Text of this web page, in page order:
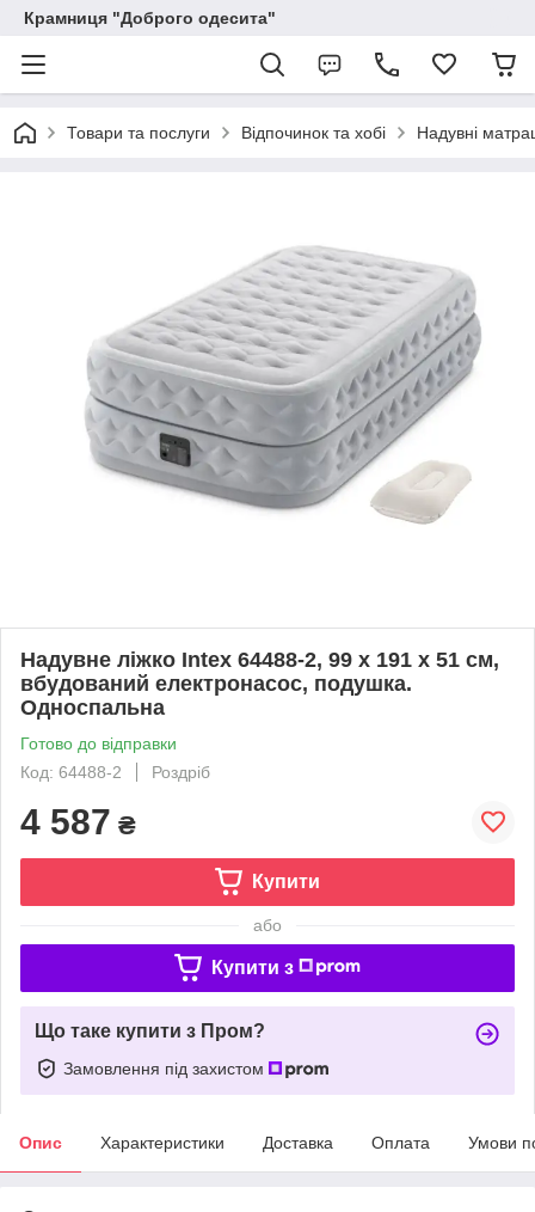
Крамниця "Доброго одесита"
Товари та послуги Відпочинок та хобі Надувні
Надувне ліжко Intex 64488-2, 99 х 191 х 51 см,
вбудований електронасос, подушка.
Односпальна
Готово до відправки
Код: 64488-2
Роздріб
4 587 ₴
Купити
або
Купити з
Що таке купити з Пром?
Замовлення під захистом
Опис Характеристики Доставка Оплата Умови